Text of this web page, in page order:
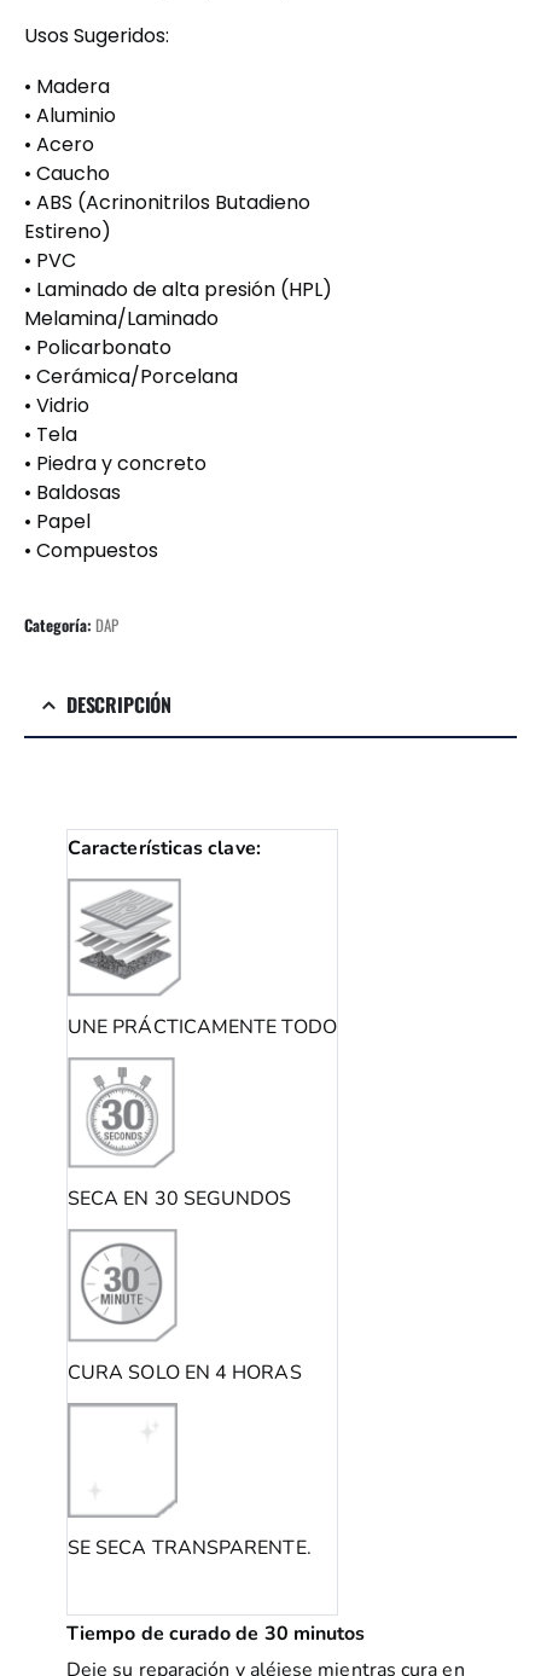
Usos Sugeridos:
• Madera
• Aluminio
• Acero
• Caucho
• ABS (Acrinonitrilos Butadieno
Estireno)
• PVC
• Laminado de alta presión (HPL)
Melamina/Laminado
• Policarbonato
• Cerámica/Porcelana
• Vidrio
• Tela
• Piedra y concreto
• Baldosas
• Papel
• Compuestos
Categoría:DAP
DESCRIPCIÓN
Características clave:
UNE PRÁCTICAMENTE TODO
SECA EN 30 SEGUNDOS
CURA SOLO EN 4 HORAS
SE SECA TRANSPARENTE.
Tiempo de curado de 30 minutos
Deje su reparación y aléjese mientras cura en